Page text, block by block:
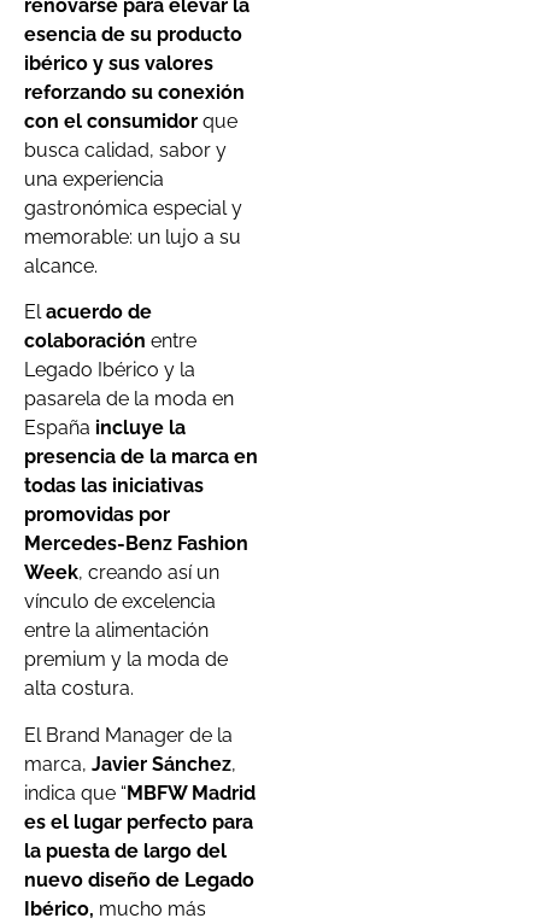
renovarse para elevar la
esencia de su producto
ibérico y sus valores
reforzando su conexión
con el consumidor que
busca calidad, sabor y
una experiencia
gastronómica especial y
memorable: un lujo a su
alcance.
Elacuerdo de
colaboración entre
Legado Ibérico y la
pasarela de la moda en
España incluye la
presencia de la marca en
todas las iniciativas
promovidas por
Mercedes-Benz Fashion
Week, creando así un
vínculo de excelencia
entre la alimentación
premium y la moda de
alta costura.
El Brand Manager de la
marca, Javier Sánchez,
indica que “MBFW Madrid
es el lugar perfecto para
la puesta de largo del
nuevo diseño de Legado
Ibérico, mucho más